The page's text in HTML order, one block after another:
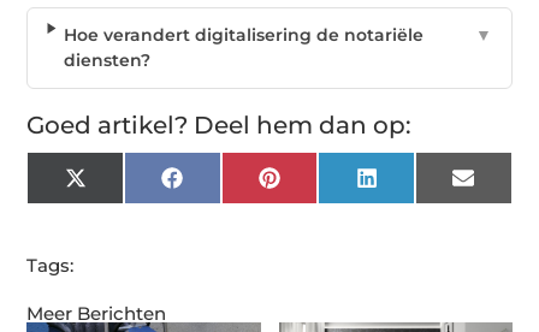
Meer Berichten
Hoe verandert digitalisering de notariële
diensten?
▼
Goed artikel? Deel hem dan op:
X
(Twitter)
Facebook Pinterest LinkedIn Email
Tags: